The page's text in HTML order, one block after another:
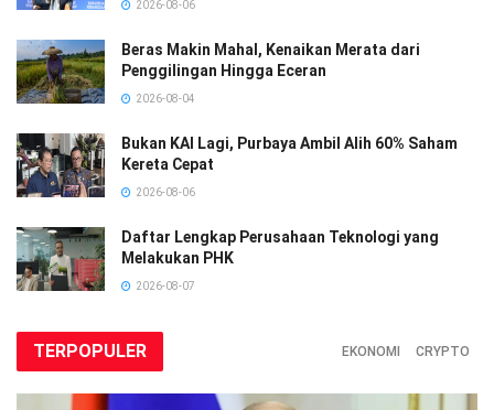
2026-08-06
Beras Makin Mahal, Kenaikan Merata dari
Penggilingan Hingga Eceran
2026-08-04
Bukan KAI Lagi, Purbaya Ambil Alih 60% Saham
Kereta Cepat
2026-08-06
Daftar Lengkap Perusahaan Teknologi yang
Melakukan PHK
2026-08-07
TERPOPULER EKONOMI CRYPTO